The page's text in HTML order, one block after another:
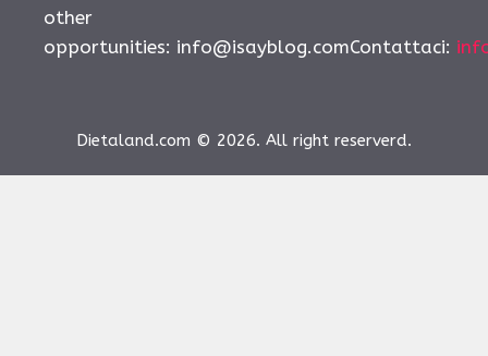
other
opportunities: info@isayblog.comContattaci:
Dietaland.com © 2026. All right reserverd.